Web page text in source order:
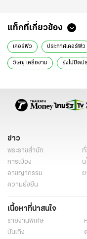
แท็กที่เกี่ยวข้อง
เคอร์ฟิว ประกาศเคอร์ฟิว
วิษณุ เครืองาม ยังไม่ปิดป
ข่าว
พระราชสำนัก
การเมือง
อาชญากรรม
ความยั่งยืน
เนื้อหาที่น่าสนใจ
รายงานพิเศษ
บันเทิง